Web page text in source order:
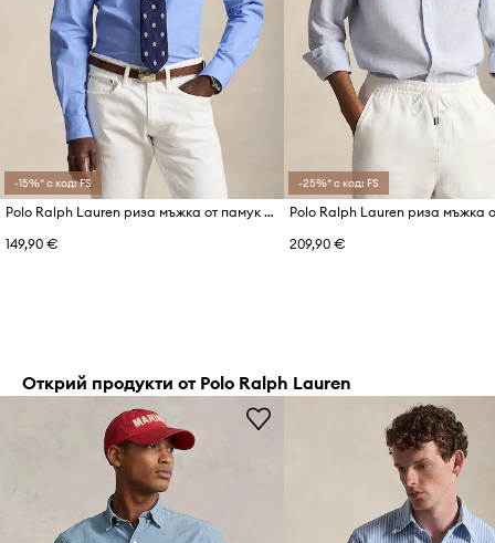
-15%* с код: FS
Polo Ralph Lauren риза мъжка от памук с еластан
149,90 €
-25%* с код: FS
Polo Ralph Lauren риза мъжка
209,90 €
Открий продукти от Polo Ralph Lauren